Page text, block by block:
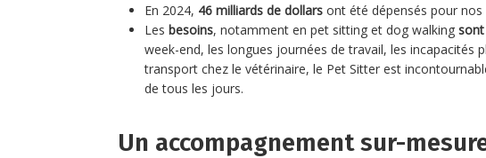
En 2024, 46 milliards de dollars ont été dépensés pour
Les besoins, notamment en pet sitting et dog walking
week-end, les longues journées de travail, les incapacités
transport chez le vétérinaire, le Pet Sitter est
de tous les jours.
Un accompagnement sur-